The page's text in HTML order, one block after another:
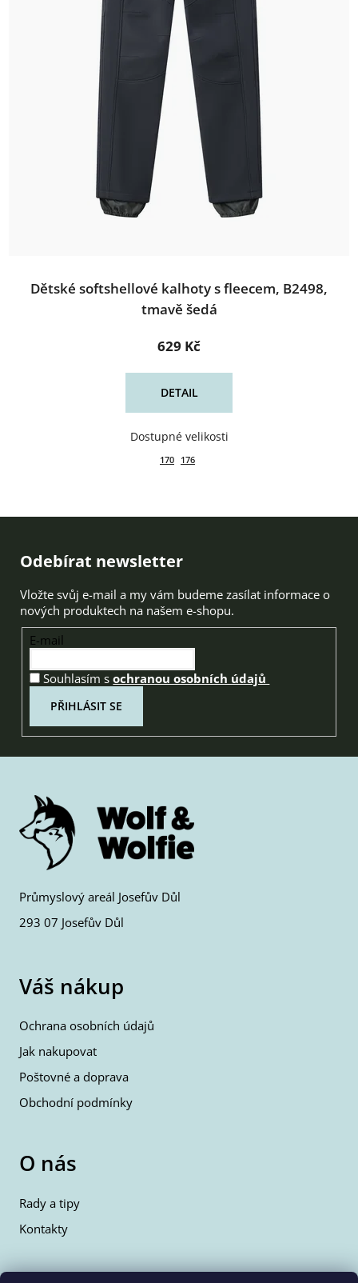
Dětské softshellové kalhoty s fleecem, B2498,
tmavě šedá
629 Kč
DETAIL
170 176
Zápatí
Odebírat newsletter
Vložte svůj e-mail a my vám budeme zasílat informace o
nových produktech na našem e-shopu.
E-mail
Souhlasím sochranou osobních údajů
PŘIHLÁSIT SE
Průmyslový areál Josefův Důl
293 07 Josefův Důl
Váš nákup
Ochrana osobních údajů
Jak nakupovat
Poštovné a doprava
Obchodní podmínky
O nás
Rady a tipy
Kontakty